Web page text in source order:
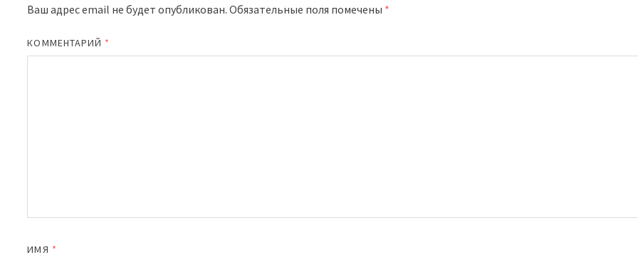
Ваш адрес email не будет опубликован. Обязательные поля помечены *
КОММЕНТАРИЙ *
ИМЯ *